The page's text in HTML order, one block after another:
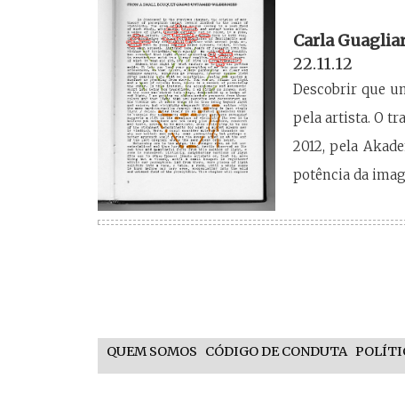
Carla
22.11.12
Descobrir que
pela artista. O
2012, pela
potência da
QUEM SOMOS CÓDIGO DE CONDUTA